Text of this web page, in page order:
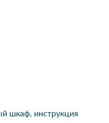
шкаф, инструкция